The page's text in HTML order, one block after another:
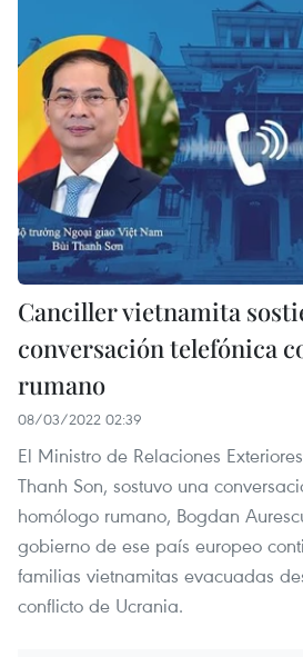
Canciller vietnamita
conversación telefónica
rumano
08/03/2022 02:39
El Ministro de Relaciones
Thanh Son, sostuvo una
homólogo rumano, Bogdan
gobierno de ese país europeo
familias vietnamitas evacuadas
conflicto de Ucrania.